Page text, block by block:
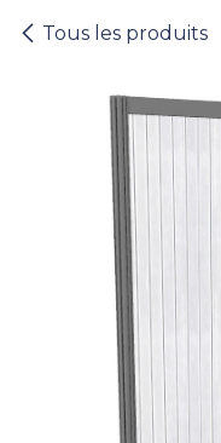
Tous les produits